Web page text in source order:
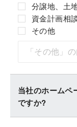
分譲地、土
資金計画相
その他
当社のホームペ
ですか?